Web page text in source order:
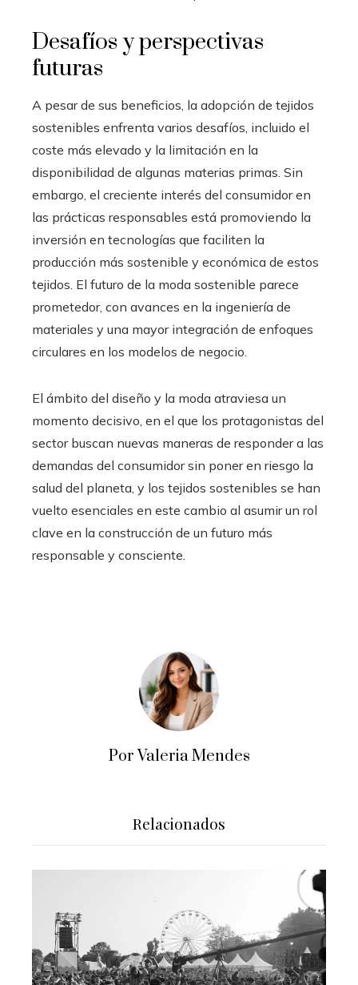
Desafíos y perspectivas
futuras
A pesar de sus beneficios, la adopción de tejidos
sostenibles enfrenta varios desafíos, incluido el
coste más elevado y la limitación en la
disponibilidad de algunas materias primas. Sin
embargo, el creciente interés del consumidor en
las prácticas responsables está promoviendo la
inversión en tecnologías que faciliten la
producción más sostenible y económica de estos
tejidos. El futuro de la moda sostenible parece
prometedor, con avances en la ingeniería de
materiales y una mayor integración de enfoques
circulares en los modelos de negocio.
El ámbito del diseño y la moda atraviesa un
momento decisivo, en el que los protagonistas del
sector buscan nuevas maneras de responder a las
demandas del consumidor sin poner en riesgo la
salud del planeta, y los tejidos sostenibles se han
vuelto esenciales en este cambio al asumir un rol
clave en la construcción de un futuro más
responsable y consciente.
Por Valeria Mendes
Relacionados